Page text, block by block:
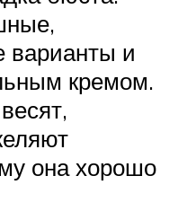
варианты и
кремом.
она хорошо